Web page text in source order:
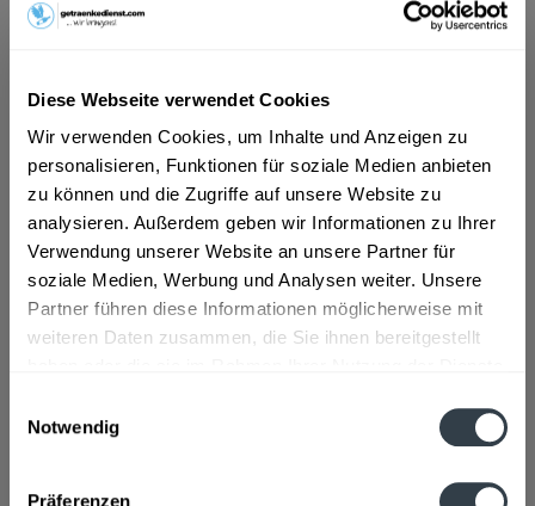
Diese Webseite verwendet Cookies
Wir verwenden Cookies, um Inhalte und Anzeigen zu
personalisieren, Funktionen für soziale Medien anbieten
zu können und die Zugriffe auf unsere Website zu
analysieren. Außerdem geben wir Informationen zu Ihrer
Verwendung unserer Website an unsere Partner für
soziale Medien, Werbung und Analysen weiter. Unsere
Partner führen diese Informationen möglicherweise mit
weiteren Daten zusammen, die Sie ihnen bereitgestellt
Notwendig
Präferenzen
ab 3,89 € *
MEHRWEG
+3,30 € Pfand
In den Warenkorb
Artikel-Nr.:
21724
Verfügbar in: